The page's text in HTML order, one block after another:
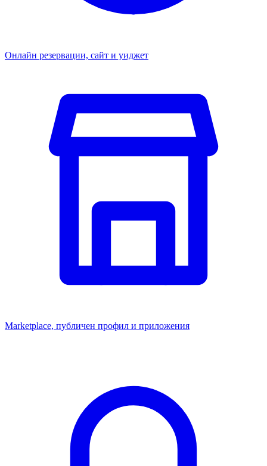
Онлайн резервации, сайт и уиджет
Marketplace, публичен профил и приложения